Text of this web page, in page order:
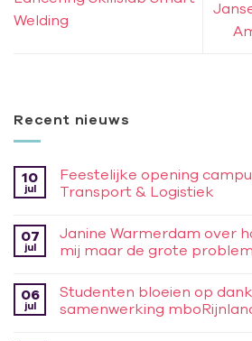
Welding
Recent nieuws
10
jul
Feestelijke opening
Transport & Logistiek
07
jul
Janine Warmerdam over
mij maar de grote
06
jul
Studenten bloeien op
samenwerking